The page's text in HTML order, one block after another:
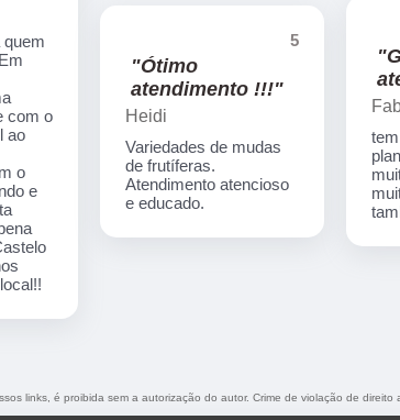
quem
com o
ao
o
e
5
"Ótimo
atendimento !!!"
Heidi
Variedades de mudas
de frutíferas.
Atendimento atencioso
e educado.
links, é proibida sem a autorização do autor. Crime de violação de